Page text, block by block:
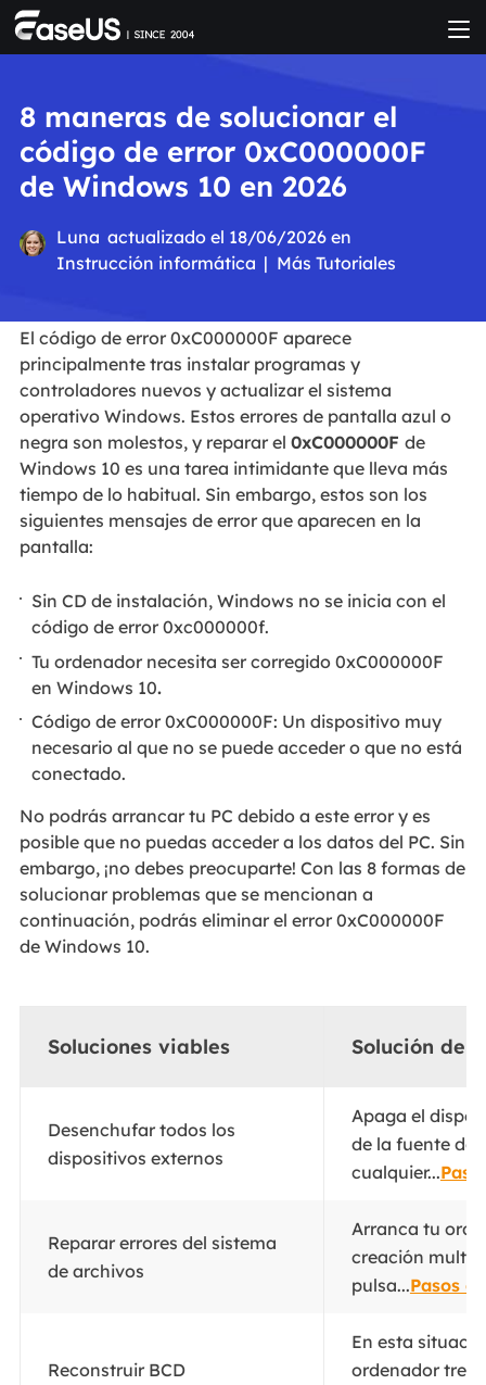
8 maneras de solucionar el
código de error 0xC000000F
de Windows 10 en 2026
Luna actualizado el 18/06/2026 en
Instrucción informática | Más Tutoriales
El código de error 0xC000000F aparece
principalmente tras instalar programas y
controladores nuevos y actualizar el sistema
operativo Windows. Estos errores de pantalla azul o
negra son molestos, y reparar el 0xC000000F de
Windows 10 es una tarea intimidante que lleva más
tiempo de lo habitual. Sin embargo, estos son los
siguientes mensajes de error que aparecen en la
pantalla:
Sin CD de instalación, Windows no se inicia con el
código de error 0xc000000f.
Tu ordenador necesita ser corregido 0xC000000F
en Windows 10.
Código de error 0xC000000F: Un dispositivo muy
necesario al que no se puede acceder o que no está
conectado.
No podrás arrancar tu PC debido a este error y es
posible que no puedas acceder a los datos del PC. Sin
embargo, ¡no debes preocuparte! Con las 8 formas de
solucionar problemas que se mencionan a
continuación, podrás eliminar el error 0xC000000F
de Windows 10.
Soluciones viables Solución de
Desenchufar todos los
dispositivos externos
Apaga el
de la fuente de
cualquier...
Reparar errores del sistema
de archivos
Arranca tu
creación
pulsa...Pasos
Reconstruir BCD
En esta
ordenador tres